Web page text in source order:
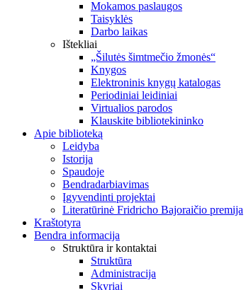
Mokamos paslaugos
Taisyklės
Darbo laikas
Ištekliai
„Šilutės šimtmečio žmonės“
Knygos
Elektroninis knygų katalogas
Periodiniai leidiniai
Virtualios parodos
Klauskite bibliotekininko
Apie biblioteką
Leidyba
Istorija
Spaudoje
Bendradarbiavimas
Įgyvendinti projektai
Literatūrinė Fridricho Bajoraičio premija
Kraštotyra
Bendra informacija
Struktūra ir kontaktai
Struktūra
Administracija
Skyriai